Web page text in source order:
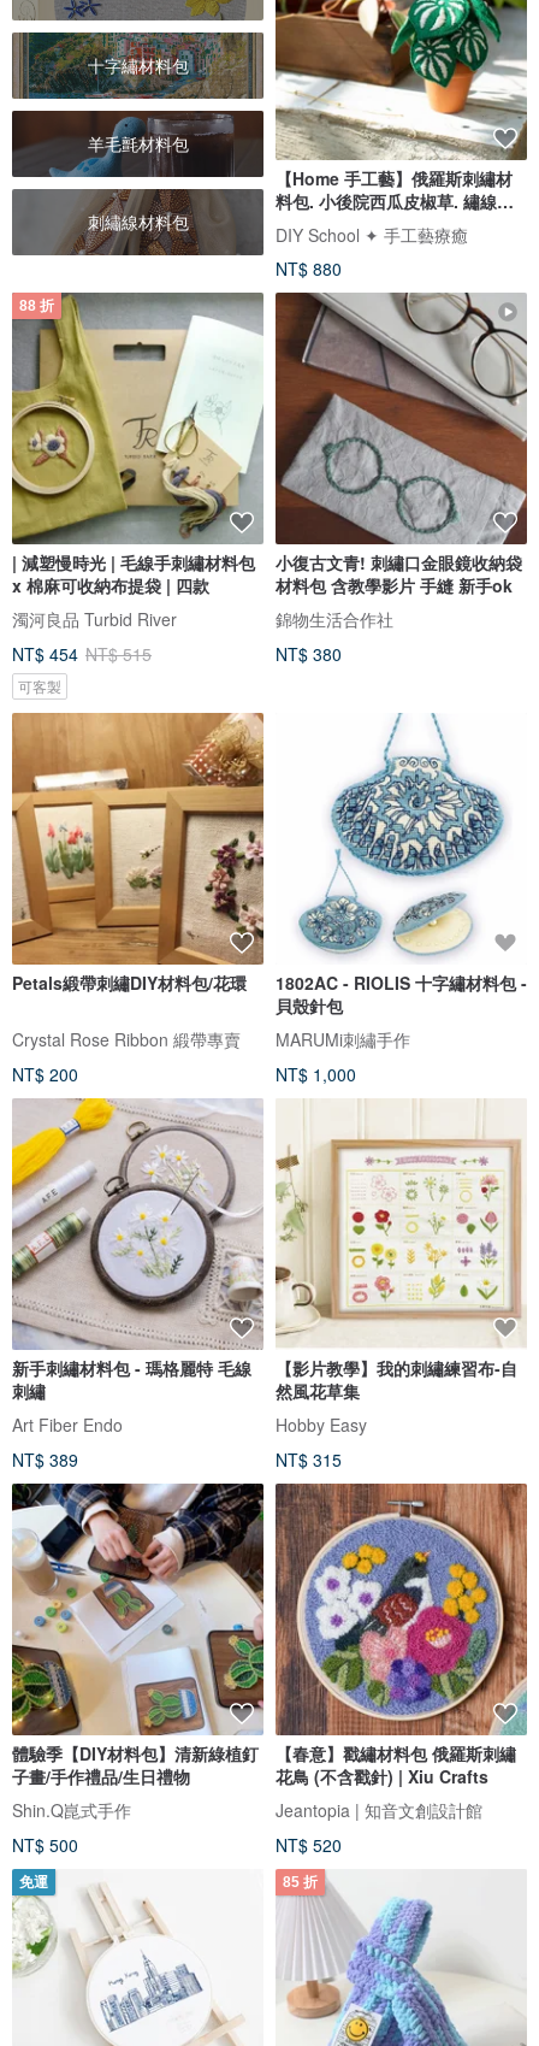
十字繡材料包
羊毛氈材料包
刺繡線材料包
【Home 手工藝】俄羅斯刺繡材
料包. 小後院西瓜皮椒草. 繡線刺
繡
DIY School ✦ 手工藝療癒
NT$ 880
88 折
| 減塑慢時光 | 毛線手刺繡材料包
x 棉麻可收納布提袋 | 四款
濁河良品 Turbid River
NT$ 454 NT$ 515
可客製
小復古文青! 刺繡口金眼鏡收納袋
材料包 含教學影片 手縫 新手ok
錦物生活合作社
NT$ 380
Petals緞帶刺繡DIY材料包/花環
Crystal Rose Ribbon 緞帶專賣
NT$ 200
1802AC - RIOLIS 十字繡材料包 -
貝殼針包
MARUMi刺繡手作
NT$ 1,000
新手刺繡材料包 - 瑪格麗特 毛線
刺繡
Art Fiber Endo
NT$ 389
【影片教學】我的刺繡練習布-自
然風花草集
Hobby Easy
NT$ 315
體驗季【DIY材料包】清新綠植釘
子畫/手作禮品/生日禮物
Shin.Q崑式手作
NT$ 500
【春意】戳繡材料包 俄羅斯刺繡
花鳥 (不含戳針) | Xiu Crafts
Jeantopia | 知音文創設計館
NT$ 520
免運 85 折